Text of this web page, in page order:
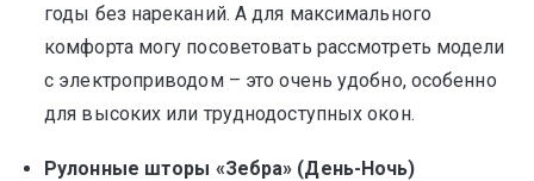
годы без нареканий. А для максимального
комфорта могу посоветовать рассмотреть модели
с электроприводом – это очень удобно, особенно
для высоких или труднодоступных окон.
Рулонные шторы «Зебра» (День-Ночь)